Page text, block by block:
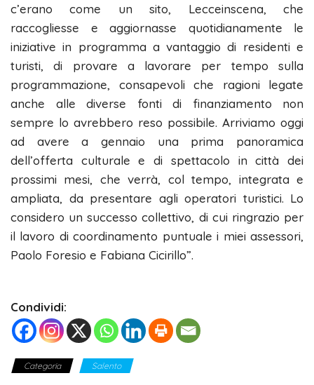
c’erano come un sito, Lecceinscena, che
raccogliesse e aggiornasse quotidianamente le
iniziative in programma a vantaggio di residenti e
turisti, di provare a lavorare per tempo sulla
programmazione, consapevoli che ragioni legate
anche alle diverse fonti di finanziamento non
sempre lo avrebbero reso possibile. Arriviamo oggi
ad avere a gennaio una prima panoramica
dell’offerta culturale e di spettacolo in città dei
prossimi mesi, che verrà, col tempo, integrata e
ampliata, da presentare agli operatori turistici. Lo
considero un successo collettivo, di cui ringrazio per
il lavoro di coordinamento puntuale i miei assessori,
Paolo Foresio e Fabiana Cicirillo”.
Condividi:
Categoria Salento